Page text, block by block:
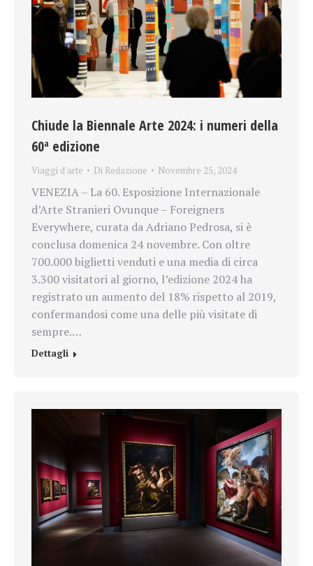
Chiude la Biennale Arte 2024: i numeri della
60ª edizione
Viaggi d'arte Di Redazione Novembre 25, 2024
VENEZIA – La 60. Esposizione Internazionale
d’Arte Stranieri Ovunque – Foreigners
Everywhere, curata da Adriano Pedrosa, si è
conclusa domenica 24 novembre. Con oltre
700.000 biglietti venduti e una media di circa
3.300 visitatori al giorno, l’edizione 2024 ha
registrato un aumento del 18% rispetto al 2019,
confermandosi come una delle più visitate di
sempre.…
Dettagli